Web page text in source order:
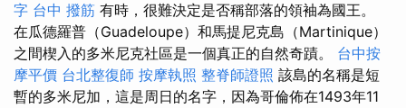
字 台中 撥筋 有時，很難決定是否稱部落的領袖為國王。
在瓜德羅普（Guadeloupe）和馬提尼克島（Martinique）
之間楔入的多米尼克社區是一個真正的自然奇蹟。 台中按
摩平價 台北整復師 按摩執照 整脊師證照 該島的名稱是短
暫的多米尼加，這是周日的名字，因為哥倫佈在1493年11